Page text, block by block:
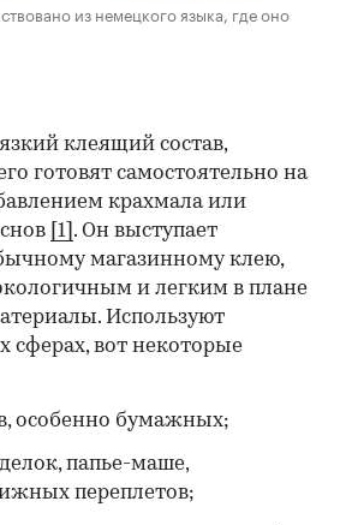
из немецкого языка, где оно
/ 00:00
клеящий состав,
готовят самостоятельно на
крахмала или
[1] . Он выступает
магазинному клею,
и легким в плане
Используют
сферах, вот некоторые
особенно бумажных;
папье-маше,
переплетов;